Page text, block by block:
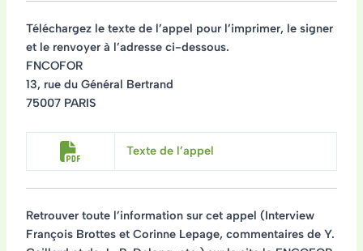
Téléchargez le texte de l’appel pour l’imprimer, le signer
et le renvoyer à l’adresse ci-dessous.
FNCOFOR
13, rue du Général Bertrand
75007 PARIS
Texte de l’appel
Retrouver toute l’information sur cet appel (Interview
François Brottes et Corinne Lepage, commentaires de Y.